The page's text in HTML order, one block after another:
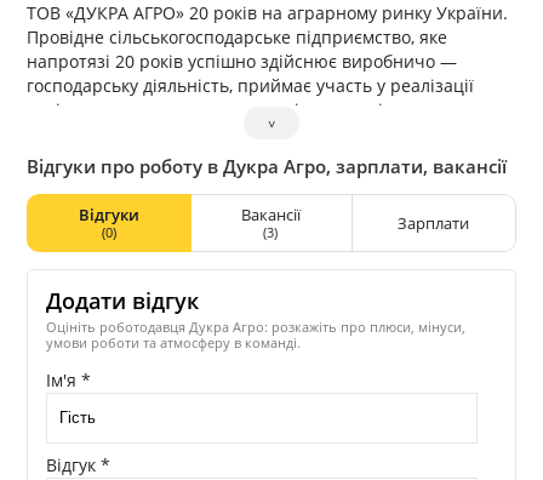
ТОВ «ДУКРА АГРО» 20 років на аграрному ринку України.
Провідне сільськогосподарське підприємство, яке
напротязі 20 років успішно здійснює виробничо —
господарську діяльність, приймає участь у реалізації
соціально — культурних проектів громад і являється
надійним та відповідальним партнером.
˅
Відгуки про роботу в Дукра Агро, зарплати, вакансії
Відгуки
(0)
Вакансії
(3) Зарплати
Додати відгук
Оцініть роботодавця Дукра Агро: розкажіть про плюси, мінуси,
умови роботи та атмосферу в команді.
Ім'я *
Відгук *